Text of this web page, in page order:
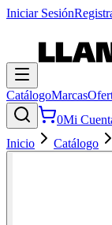
Iniciar Sesión
CatálogoMarcas
0Mi
Inicio
Catálogo